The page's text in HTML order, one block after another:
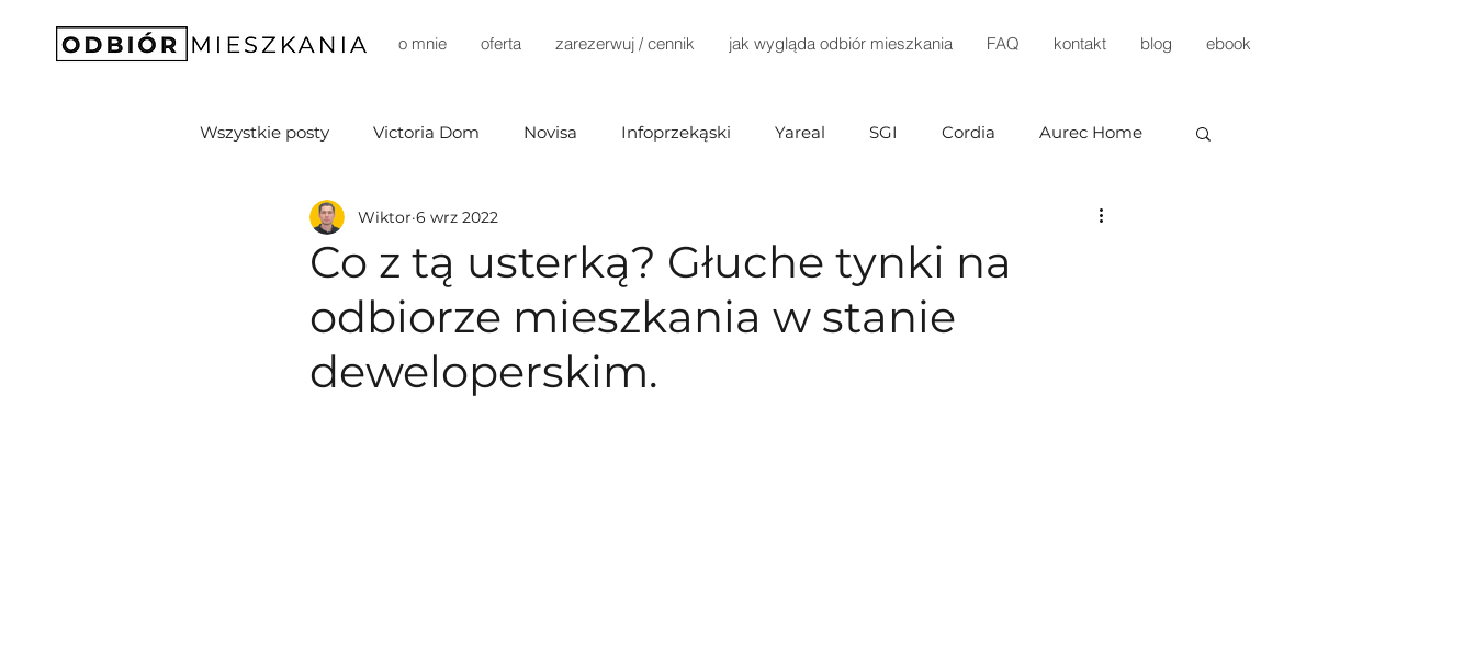
o mnie oferta zarezerwuj / cennik jak wygląda odbiór mieszkania FAQ kontakt blog ebook
Wszystkie posty Victoria Dom Novisa Infoprzekąski Yareal SGI Cordia Aurec Home
Soffia Development D3M Investments
DomD Dom Development Home Invest Terra Casa Dantex Dynamic Development
Sprawia (Budimex)
Co z tą usterką? Głuche tynki na
odbiorze mieszkania w stanie
deweloperskim.
Wiktor 6 wrz 2022